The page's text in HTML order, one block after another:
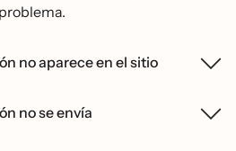
no aparece en el sitio
no se envía